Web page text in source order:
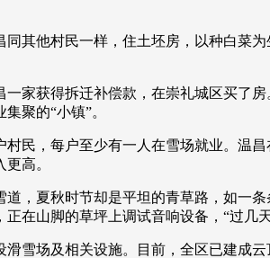
云起 超级工厂 智敬中国 全民健康
热播榜 总台企业白名单
村民一样，住土坯房，以种白菜为
获得拆迁补偿款，在崇礼城区买了房
聚的“小镇”。
，每户至少有一人在雪场就业。温昌
高。
夏秋时节却是平坦的青草路，如一条
在山脚的草坪上调试音响设备，“过几
场及相关设施。目前，全区已建成云